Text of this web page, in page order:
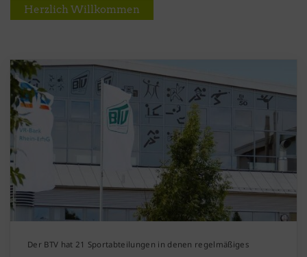
Herzlich Willkommen
Der BTV hat 21 Sportabteilungen in denen regelmäßiges